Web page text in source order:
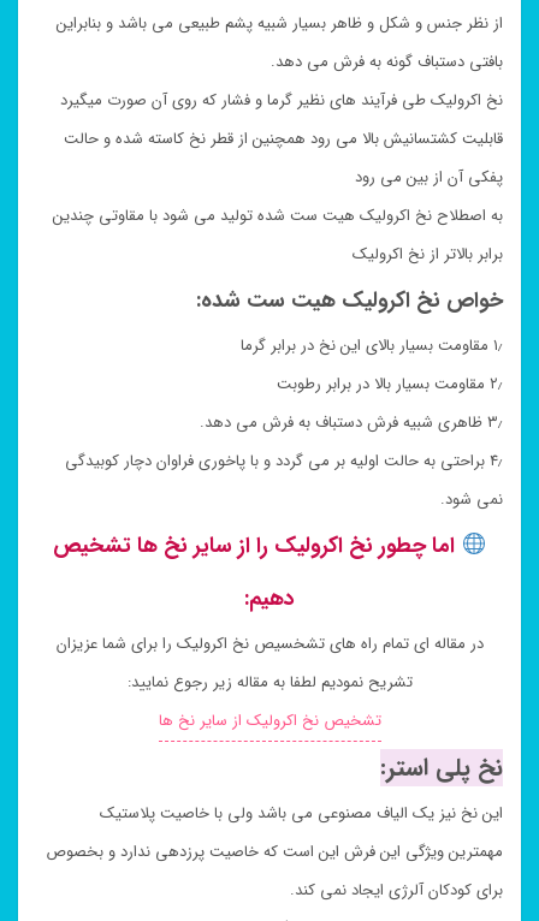
از نظر جنس و شکل و ظاهر بسیار شبیه پشم طبیعی می باشد و بنابراین
بافتی دستباف گونه به فرش می دهد.
نخ اکرولیک طی فرآیند های نظیر گرما و فشار که روی آن صورت میگیرد
قابلیت کشتسانیش بالا می رود همچنین از قطر نخ کاسته شده و حالت
پفکی آن از بین می رود
به اصطلاح نخ اکرولیک هیت ست شده تولید می شود با مقاوتی چندین
برابر بالاتر از نخ اکرولیک
خواص نخ اکرولیک هیت ست شده:
۱٫ مقاومت بسیار بالای این نخ در برابر گرما
۲٫ مقاومت بسیار بالا در برابر رطوبت
۳٫ ظاهری شبیه فرش دستباف به فرش می دهد.
۴٫ براحتی به حالت اولیه بر می گردد و با پاخوری فراوان دچار کوبیدگی
نمی شود.
اما چطور نخ اکرولیک را از سایر نخ ها تشخیص
دهیم:
در مقاله ای تمام راه های تشخسیص نخ اکرولیک را برای شما عزیزان
تشریح نمودیم لطفا به مقاله زیر رجوع نمایید:
تشخیص نخ اکرولیک از سایر نخ ها
نخ پلی استر:
این نخ نیز یک الیاف مصنوعی می باشد ولی با خاصیت پلاستیک
مهمترین ویژگی این فرش این است که خاصیت پرزدهی ندارد و بخصوص
برای کودکان آلرژی ایجاد نمی کند.